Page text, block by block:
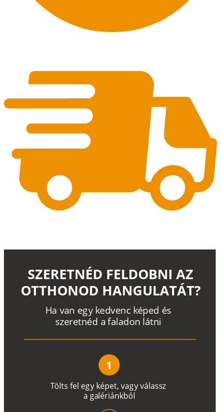
Tölts fel egy képet, vagyválassz
a galériánkból
Ha van egy kedvenc képed és
szeretnéd a faladon látni
SZERETNÉD FELDOBNI AZ
OTTHONOD HANGULATÁT?
1